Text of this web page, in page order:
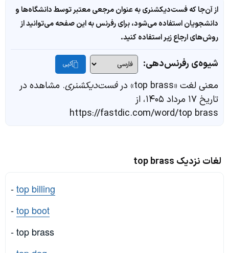
از آن‌جا که فست‌دیکشنری به عنوان مرجعی معتبر توسط دانشگاه‌ها و
دانشجویان استفاده می‌شود، برای رفرنس به این صفحه می‌توانید از
روش‌های ارجاع زیر استفاده کنید.
شیوه‌ی رفرنس‌دهی: کپی
معنی لغت «top brass» در فست‌دیکشنری. مشاهده در
تاریخ ۱۷ مرداد ۱۴۰۵، از
https://fastdic.com/word/top brass
لغات نزدیک top brass
-top billing
-top boot
- top brass